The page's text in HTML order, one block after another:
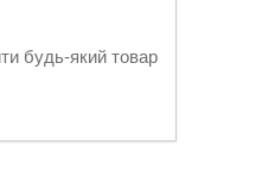
будь-який товар